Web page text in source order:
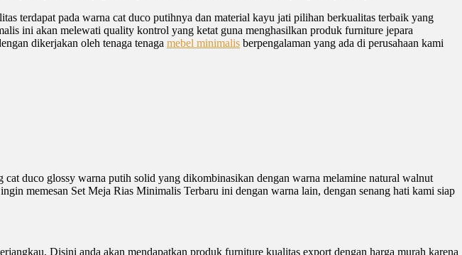
terdapat pada warna cat duco putihnya dan material kayu jati pilihan berkualitas terbaik yang
ini akan melewati quality kontrol yang ketat guna menghasilkan produk furniture jepara
dikerjakan oleh tenaga tenaga mebel minimalis berpengalaman yang ada di perusahaan kami
duco glossy warna putih solid yang dikombinasikan dengan warna melamine natural walnut
memesan Set Meja Rias Minimalis Terbaru ini dengan warna lain, dengan senang hati kami siap
Disini anda akan mendapatkan produk furniture kualitas export dengan harga murah karena